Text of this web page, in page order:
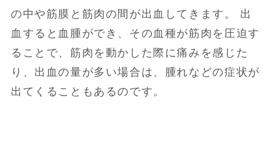
の中や筋膜と筋肉の間が出血してきます。 出
血すると血腫ができ、その血種が筋肉を圧迫す
ることで、筋肉を動かした際に痛みを感じた
り、出血の量が多い場合は、腫れなどの症状が
出てくることもあるのです。